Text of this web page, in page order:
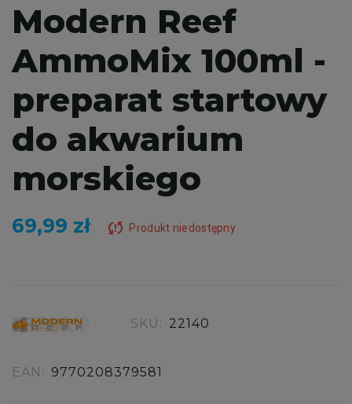
Modern Reef
AmmoMix 100ml -
preparat startowy
do akwarium
morskiego
69,99 zł sync_problem Produkt niedostępny
SKU: 22140
EAN: 9770208379581